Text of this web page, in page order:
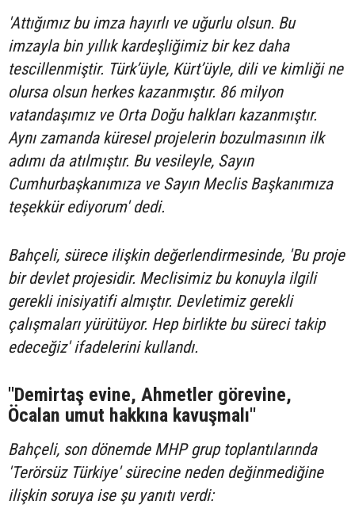
'Attığımız bu imza hayırlı ve uğurlu olsun. Bu
imzayla bin yıllık kardeşliğimiz bir kez daha
tescillenmiştir. Türk’üyle, Kürt’üyle, dili ve kimliği ne
olursa olsun herkes kazanmıştır. 86 milyon
vatandaşımız ve Orta Doğu halkları kazanmıştır.
Aynı zamanda küresel projelerin bozulmasının ilk
adımı da atılmıştır. Bu vesileyle, Sayın
Cumhurbaşkanımıza ve Sayın Meclis Başkanımıza
teşekkür ediyorum' dedi.
Bahçeli, sürece ilişkin değerlendirmesinde, 'Bu proje
bir devlet projesidir. Meclisimiz bu konuyla ilgili
gerekli inisiyatifi almıştır. Devletimiz gerekli
çalışmaları yürütüyor. Hep birlikte bu süreci takip
edeceğiz' ifadelerini kullandı.
"Demirtaş evine, Ahmetler görevine,
Öcalan umut hakkına kavuşmalı"
Bahçeli, son dönemde MHP grup toplantılarında
'Terörsüz Türkiye' sürecine neden değinmediğine
ilişkin soruya ise şu yanıtı verdi: